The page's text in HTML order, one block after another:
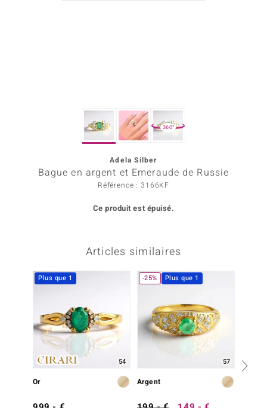
Collection
360°
Adela Silber
Bague en argent et Emeraude de Russie
Référence : 3166KF
Ce produit est épuisé.
Articles similaires
Plus que 1
54
Or
-25% Plus que 1
57
Argent